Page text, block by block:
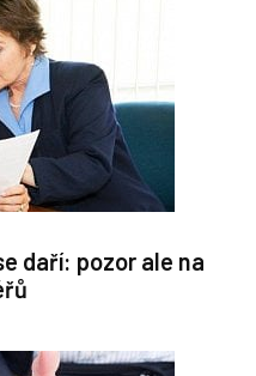
daří: pozor ale na